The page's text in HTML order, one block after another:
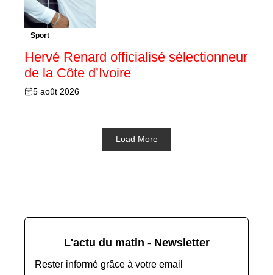
Sport
Hervé Renard officialisé sélectionneur
de la Côte d’Ivoire
5 août 2026
Load More
L'actu du matin - Newsletter
Rester informé grâce à votre email